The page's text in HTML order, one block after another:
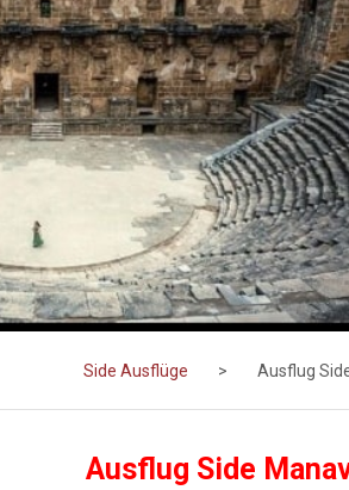
Side Ausflüge > Ausflug
Ausflug Side